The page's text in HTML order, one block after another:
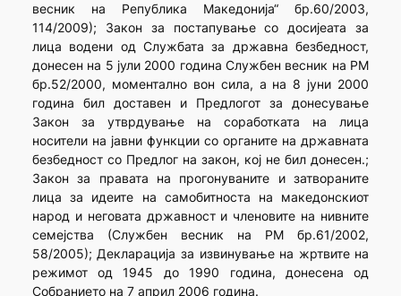
весник на Република Македонија“ бр.60/2003,
114/2009); Закон за постапување со досијеата за
лица водени од Службата за државна безбедност,
донесен на 5 јули 2000 година Службен весник на РМ
бр.52/2000, моментално вон сила, а на 8 јуни 2000
година бил доставен и Предлогот за донесување
Закон за утврдување на соработката на лица
носители на јавни функции со органите на државната
безбедност со Предлог на закон, кој не бил донесен.;
Закон за правата на прогонуваните и затвораните
лица за идеите на самобитноста на македонскиот
народ и неговата државност и членовите на нивните
семејства (Службен весник на РМ бр.61/2002,
58/2005); Декларација за извинување на жртвите на
режимот од 1945 до 1990 година, донесена од
Собранието на 7 април 2006 година.